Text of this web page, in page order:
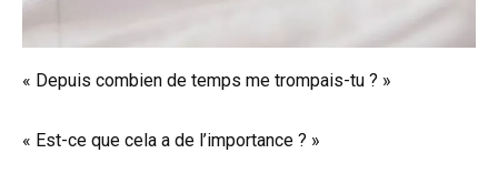
« Depuis combien de temps me trompais-tu ? »
« Est-ce que cela a de l’importance ? »